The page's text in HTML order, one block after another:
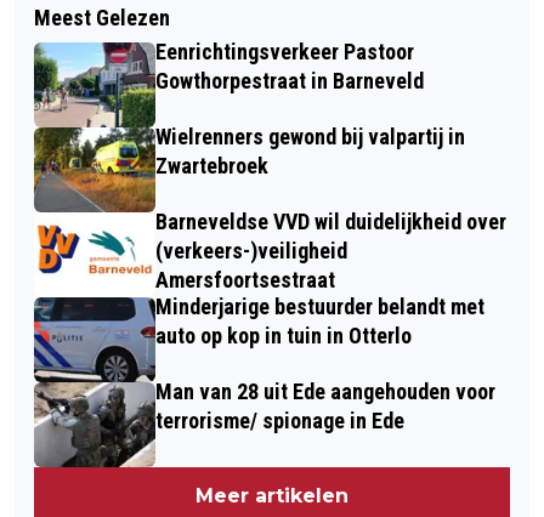
Meest Gelezen
Eenrichtingsverkeer Pastoor
Gowthorpestraat in Barneveld
Wielrenners gewond bij valpartij in
Zwartebroek
Barneveldse VVD wil duidelijkheid over
(verkeers-)veiligheid
Amersfoortsestraat
Minderjarige bestuurder belandt met
auto op kop in tuin in Otterlo
Man van 28 uit Ede aangehouden voor
terrorisme/ spionage in Ede
Meer artikelen